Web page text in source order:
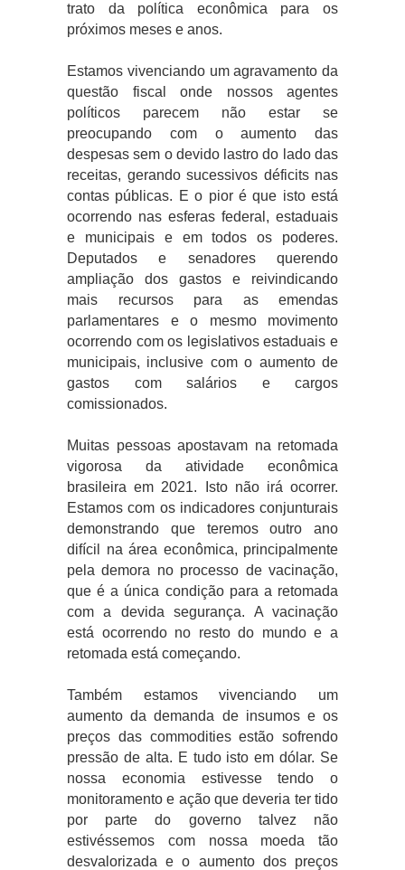
trato da política econômica para os
próximos meses e anos.
Estamos vivenciando um agravamento da
questão fiscal onde nossos agentes
políticos parecem não estar se
preocupando com o aumento das
despesas sem o devido lastro do lado das
receitas, gerando sucessivos déficits nas
contas públicas. E o pior é que isto está
ocorrendo nas esferas federal, estaduais
e municipais e em todos os poderes.
Deputados e senadores querendo
ampliação dos gastos e reivindicando
mais recursos para as emendas
parlamentares e o mesmo movimento
ocorrendo com os legislativos estaduais e
municipais, inclusive com o aumento de
gastos com salários e cargos
comissionados.
Muitas pessoas apostavam na retomada
vigorosa da atividade econômica
brasileira em 2021. Isto não irá ocorrer.
Estamos com os indicadores conjunturais
demonstrando que teremos outro ano
difícil na área econômica, principalmente
pela demora no processo de vacinação,
que é a única condição para a retomada
com a devida segurança. A vacinação
está ocorrendo no resto do mundo e a
retomada está começando.
Também estamos vivenciando um
aumento da demanda de insumos e os
preços das commodities estão sofrendo
pressão de alta. E tudo isto em dólar. Se
nossa economia estivesse tendo o
monitoramento e ação que deveria ter tido
por parte do governo talvez não
estivéssemos com nossa moeda tão
desvalorizada e o aumento dos preços